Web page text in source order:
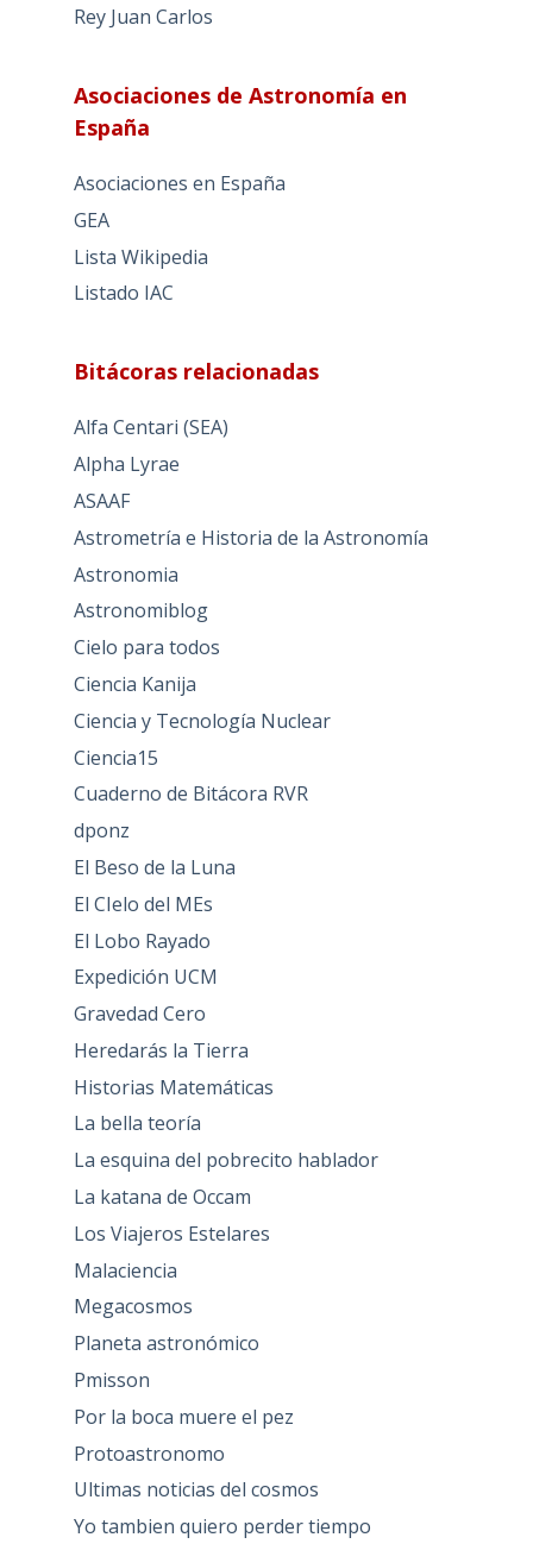
Rey Juan Carlos
Asociaciones de Astronomía en
España
Asociaciones en España
GEA
Lista Wikipedia
Listado IAC
Bitácoras relacionadas
Alfa Centari (SEA)
Alpha Lyrae
ASAAF
Astrometría e Historia de la Astronomía
Astronomia
Astronomiblog
Cielo para todos
Ciencia Kanija
Ciencia y Tecnología Nuclear
Ciencia15
Cuaderno de Bitácora RVR
dponz
El Beso de la Luna
El CIelo del MEs
El Lobo Rayado
Expedición UCM
Gravedad Cero
Heredarás la Tierra
Historias Matemáticas
La bella teoría
La esquina del pobrecito hablador
La katana de Occam
Los Viajeros Estelares
Malaciencia
Megacosmos
Planeta astronómico
Pmisson
Por la boca muere el pez
Protoastronomo
Ultimas noticias del cosmos
Yo tambien quiero perder tiempo